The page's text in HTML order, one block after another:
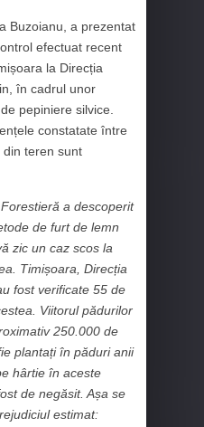
Buzoianu, a prezentat
efectuat recent
la Direcția
în cadrul unor
pepiniere silvice.
constatate între
teren sunt
a descoperit
de furt de lemn
zic un caz scos la
Timișoara, Direcția
fost verificate 55 de
Viitorul pădurilor
250.000 de
plantați în păduri anii
hârtie în aceste
de negăsit. Așa se
estimat: